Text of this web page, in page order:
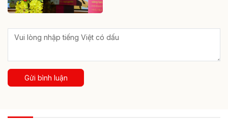
Gửi bình luận